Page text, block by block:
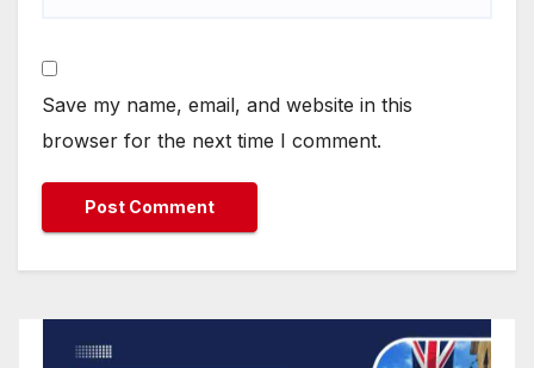
Save my name, email, and website in this
browser for the next time I comment.